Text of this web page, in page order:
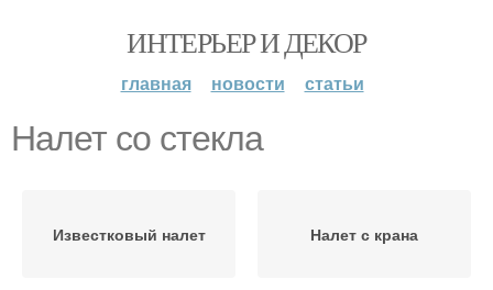
ИНТЕРЬЕР И ДЕКОР
главная новости статьи
Налет со стекла
Известковый налет Налет с крана